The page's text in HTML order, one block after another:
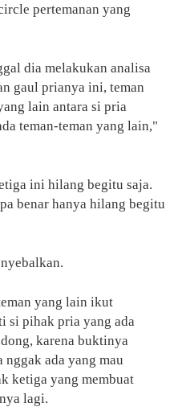
pertemanan yang
dia melakukan analisa
gaul prianya ini, teman
lain antara si pria
teman-teman yang lain,"
ini hilang begitu saja.
benar hanya hilang begitu
yang lain ikut
si pihak pria yang ada
karena buktinya
ada yang mau
ketiga yang membuat
lagi.